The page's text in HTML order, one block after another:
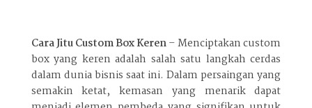
Cara Jitu Custom Box Keren– Menciptakan custom
box yang keren adalah salah satu langkah cerdas
dalam dunia bisnis saat ini. Dalam persaingan yang
semakin ketat, kemasan yang menarik dapat